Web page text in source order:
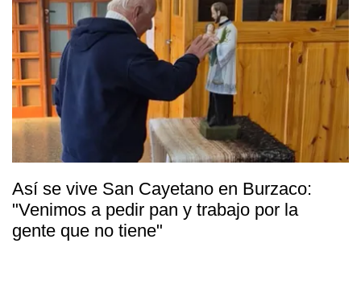
Así se vive San Cayetano en Burzaco:
"Venimos a pedir pan y trabajo por la
gente que no tiene"